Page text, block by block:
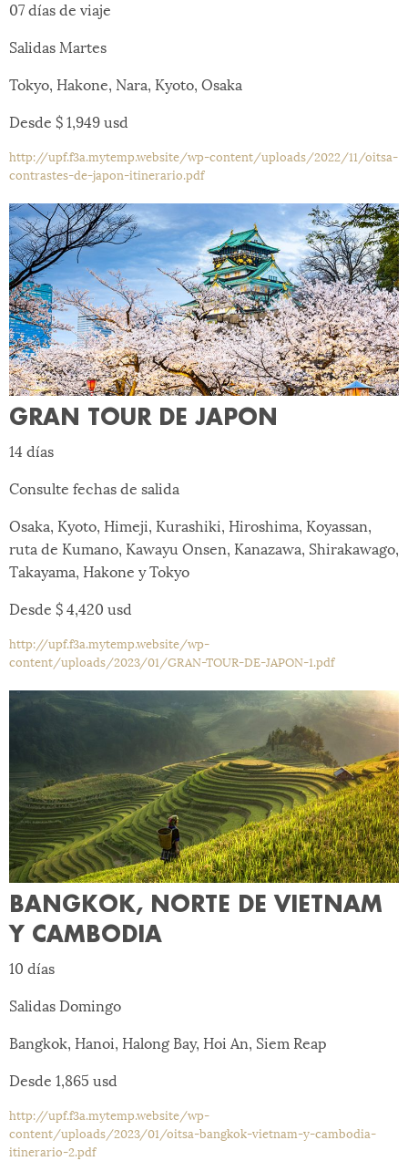
07 días de viaje
Salidas Martes
Tokyo, Hakone, Nara, Kyoto, Osaka
Desde $ 1,949 usd
http://upf.f3a.mytemp.website/wp-content/uploads/2022/11/oitsa-
contrastes-de-japon-itinerario.pdf
GRAN TOUR DE JAPON
14 días
Consulte fechas de salida
Osaka, Kyoto, Himeji, Kurashiki, Hiroshima, Koyassan,
ruta de Kumano, Kawayu Onsen, Kanazawa, Shirakawago,
Takayama, Hakone y Tokyo
Desde $ 4,420 usd
http://upf.f3a.mytemp.website/wp-
content/uploads/2023/01/GRAN-TOUR-DE-JAPON-1.pdf
BANGKOK, NORTE DE VIETNAM
Y CAMBODIA
10 días
Salidas Domingo
Bangkok, Hanoi, Halong Bay, Hoi An, Siem Reap
Desde 1,865 usd
http://upf.f3a.mytemp.website/wp-
content/uploads/2023/01/oitsa-bangkok-vietnam-y-cambodia-
itinerario-2.pdf